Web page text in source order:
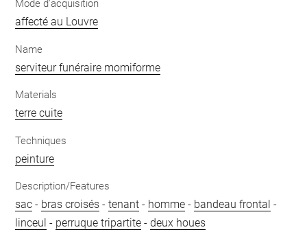
Mode d'acquisition
affecté au Louvre
Name
serviteur funéraire momiforme
Materials
terre cuite
Techniques
peinture
Description/Features
sac - bras croisés -tenant - homme - bandeau frontal -
linceul - perruque tripartite -deux houes